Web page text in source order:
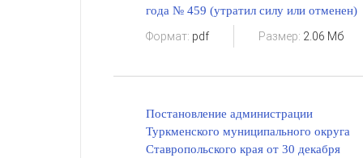
года № 459 (утратил силу или отменен)
Формат: pdf Размер: 2.06 Мб
Постановление администрации
Туркменского муниципального округа
Ставропольского края от 30 декабря